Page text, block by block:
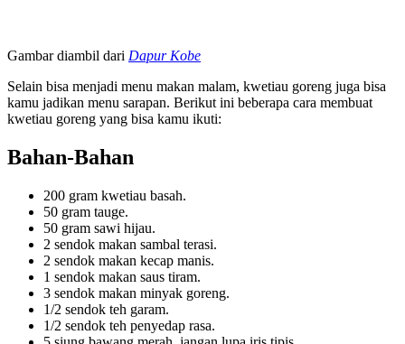
Gambar diambil dari Dapur Kobe
Selain bisa menjadi menu makan malam, kwetiau goreng juga bisa
kamu jadikan menu sarapan. Berikut ini beberapa cara membuat
kwetiau goreng yang bisa kamu ikuti:
Bahan-Bahan
200 gram kwetiau basah.
50 gram tauge.
50 gram sawi hijau.
2 sendok makan sambal terasi.
2 sendok makan kecap manis.
1 sendok makan saus tiram.
3 sendok makan minyak goreng.
1/2 sendok teh garam.
1/2 sendok teh penyedap rasa.